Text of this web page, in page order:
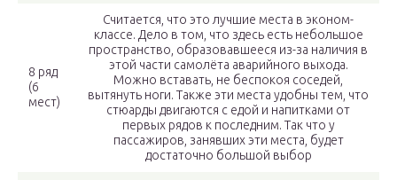
8 ряд
(6
мест)
Считается, что это лучшие места в эконом-
классе. Дело в том, что здесь есть небольшое
пространство, образовавшееся из-за наличия в
этой части самолёта аварийного выхода.
Можно вставать, не беспокоя соседей,
вытянуть ноги. Также эти места удобны тем, что
стюарды двигаются с едой и напитками от
первых рядов к последним. Так что у
пассажиров, занявших эти места, будет
достаточно большой выбор